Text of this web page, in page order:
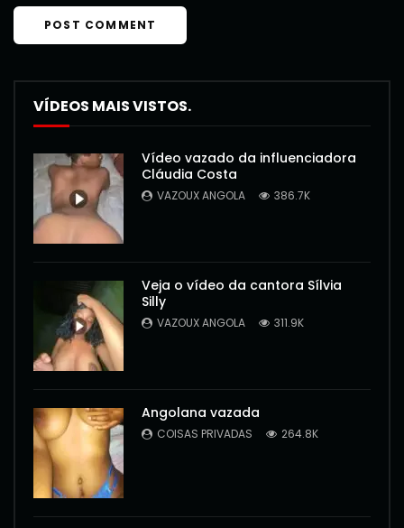
VÍDEOS MAIS VISTOS.
Vídeo vazado da influenciadora
Cláudia Costa
VAZOUX ANGOLA 386.7K
Veja o vídeo da cantora Sílvia
Silly
VAZOUX ANGOLA 311.9K
Angolana vazada
COISAS PRIVADAS 264.8K